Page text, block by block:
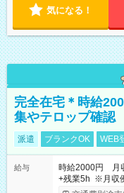
気になる！
完全在宅＊時給
集やテロップ確認
派遣 ブランクOK WEB
給与
時給2000円 月
+残業5h ※月収
取りサービス利